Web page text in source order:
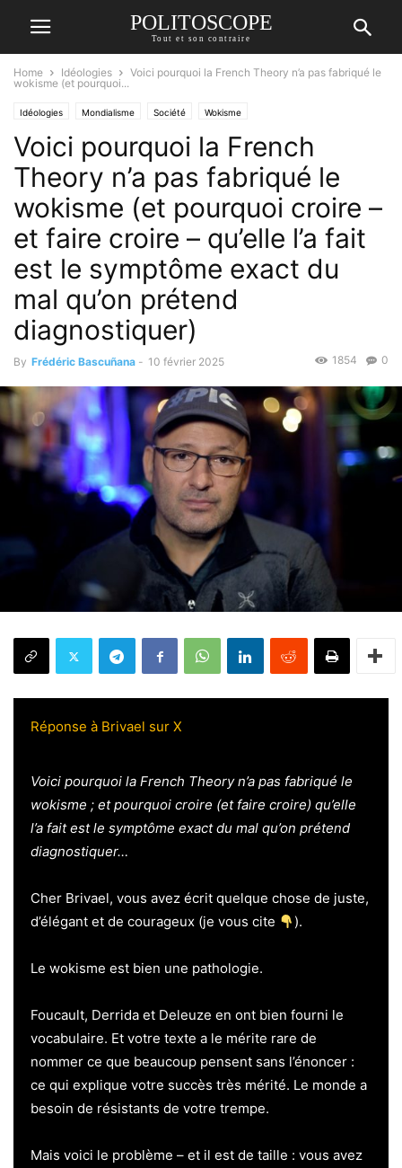
POLITOSCOPE
Tout et son contraire
Home Idéologies
Voici pourquoi la French Theory n’a pas fabriqué le
wokisme (et pourquoi...
Idéologies Mondialisme Société Wokisme
Voici pourquoi la French
Theory n’a pas fabriqué le
wokisme (et pourquoi croire –
et faire croire – qu’elle l’a fait
est le symptôme exact du
mal qu’on prétend
diagnostiquer)
By Frédéric Bascuñana - 10 février 2025 0
1854
Réponse à Brivael sur X
Voici pourquoi la French Theory n’a pas fabriqué le
wokisme ; et pourquoi croire (et faire croire) qu’elle
l’a fait est le symptôme exact du mal qu’on prétend
diagnostiquer…
Cher Brivael, vous avez écrit quelque chose de juste,
d’élégant et de courageux (je vous cite
).
Le wokisme est bien une pathologie.
Foucault, Derrida et Deleuze en ont bien fourni le
vocabulaire. Et votre texte a le mérite rare de
nommer ce que beaucoup pensent sans l’énoncer :
ce qui explique votre succès très mérité. Le monde a
besoin de résistants de votre trempe.
Mais voici le problème – et il est de taille : vous avez